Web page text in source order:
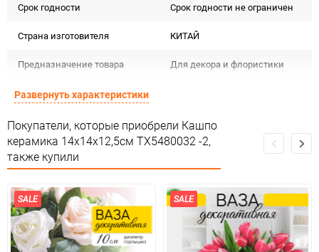
Срок годности
Срок годности не ограничен
Страна изготовителя КИТАЙ
Предназначение товара Для декора и флористики
Сертификация
Особые условия Особых условий не требует
Минимальное количество 1
Развернуть характеристики
Покупатели, которые приобрели Кашпо
керамика 14х14х12,5см TX5480032 -2,
также купили
SALE SALE